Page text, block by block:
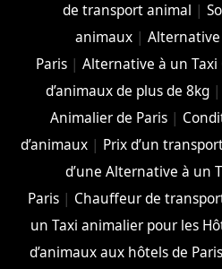
de transport animal |
animaux |Alternative
Paris| Alternative à un Taxi
d’animaux de plus de 8kg
Animalier de Paris|
d’animaux| Prix d’un
d’une Alternative à un
Paris| Chauffeur de
un Taxi animalier pour les
d’animaux aux hôtels de Paris